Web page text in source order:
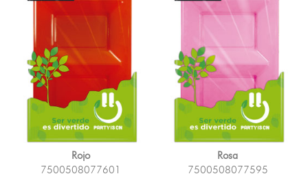
Rojo
7500508077601
Rosa
7500508077595